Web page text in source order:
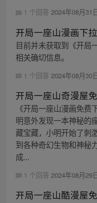
1 个回答 2024年08月31
开局一座山漫画下
目前并未获取到《开局
相关确切信息。
1 个回答 2024年08月30
开局一座山奇漫屋
《开局一座山漫画免
明意外发现一本神秘的
藏宝藏，小明开始了刺
到各种奇幻生物和神秘
成...
1 个回答 2024年08月29
开局一座山酷漫屋